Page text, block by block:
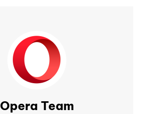
Opera Team